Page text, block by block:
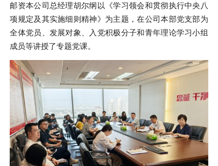
邮资本公司总经理胡尔纲以《学习领会和贯彻执行中央八
项规定及其实施细则精神》为主题，在公司本部党支部为
全体党员、发展对象、入党积极分子和青年理论学习小组
成员等讲授了专题党课。